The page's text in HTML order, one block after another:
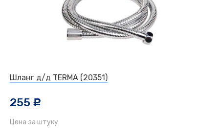
Шланг д/д TERMA (20351)
255 c
Цена за штуку